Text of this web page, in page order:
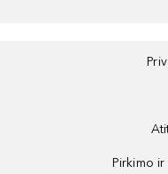
Pirkimo